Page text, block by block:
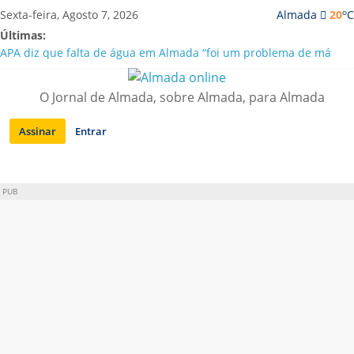
Saltar
para
conteúdo
Almada 20oC
Sexta-feira, Agosto 7, 2026
Últimas:
APA diz que falta de água em Almada “foi um problema de má
Laranjeiro | Cultura pop asiática invade a Casa Amarela
Ponte 25 de Abril celebra 60 anos com programa cultural entre
Lisboa e Almada
Situação de alerta em Almada renovada até final de Agosto
O Jornal de Almada, sobre Almada, para Almada
Assinar Entrar
PUB